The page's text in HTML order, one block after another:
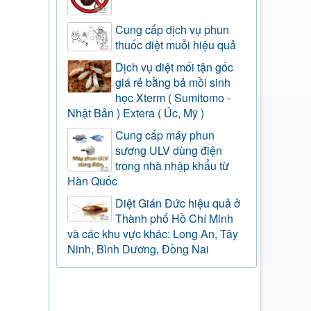
Cung cấp dịch vụ phun
thuốc diệt muỗi hiệu quả
Dịch vụ diệt mối tận gốc
giá rẻ bằng bả mồi sinh
học Xterm ( Sumitomo -
Nhật Bản ) Extera ( Úc, Mỹ )
Cung cấp máy phun
sương ULV dùng điện
trong nhà nhập khẩu từ
Hàn Quốc
Diệt Gián Đức hiệu quả ở
Thành phố Hồ Chí Minh
và các khu vực khác: Long An, Tây
Ninh, Bình Dương, Đồng Nai